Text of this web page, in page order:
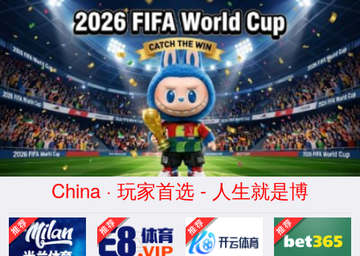
至尊国际97622网页版(股份有限公司)-
Official website
首页
关于我们
项目案例|
来源: | 作者: Curetec至尊国际97622网页版（上海） | 发布